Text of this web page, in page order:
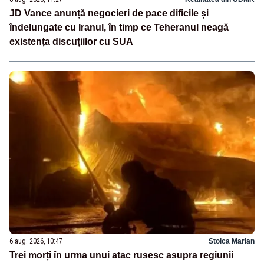
JD Vance anunță negocieri de pace dificile și
îndelungate cu Iranul, în timp ce Teheranul neagă
existența discuțiilor cu SUA
6 aug. 2026, 10:47 Stoica Marian
Trei morți în urma unui atac rusesc asupra regiunii